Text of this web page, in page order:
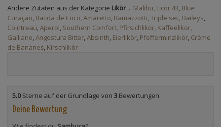
Andere Zutaten aus der Kategorie Likör... Malibu, Licor 43, Blue
Curaçao, Batida de Coco,Amaretto, Ramazzotti,Triple sec, Baileys,
Cointreau,Aperol, Southern Comfort, Pfirsichlikör, Kaffeelikör,
Galliano,Angostura Bitter,Absinth, Eierlikör, Pfefferminzlikör, Crème
de Bananes, Kirschlikör
5.0Sterne auf der Grundlage von 3 Bewertungen
Deine Bewertung